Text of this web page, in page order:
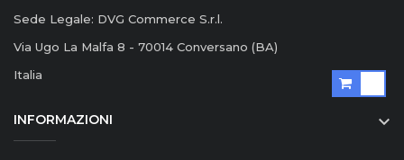
Sede Legale: DVG Commerce S.r.l.
Via Ugo La Malfa 8 - 70014 Conversano (BA)
Italia
INFORMAZIONI 